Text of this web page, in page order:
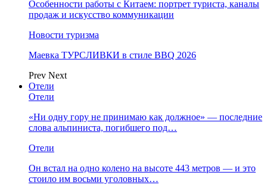
Особенности работы с Китаем: портрет туриста, каналы
продаж и искусство коммуникации
Новости туризма
Маевка ТУРСЛИВКИ в стиле BBQ 2026
Prev Next
Отели
Отели
«Ни одну гору не принимаю как должное» — последние
слова альпиниста, погибшего под…
Отели
Он встал на одно колено на высоте 443 метров — и это
стоило им восьми уголовных…